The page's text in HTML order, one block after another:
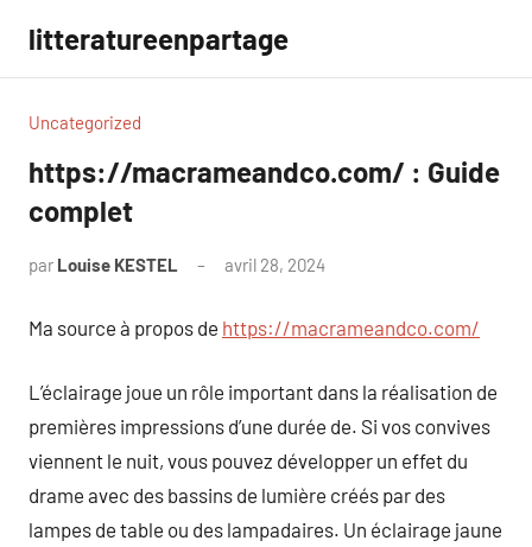
contenu
litteratureenpartage
Uncategorized
https://macrameandco.com/ : Guide
complet
par Louise KESTEL avril 28, 2024
Ma source à propos de https://macrameandco.com/
L’éclairage joue un rôle important dans la réalisation de
premières impressions d’une durée de. Si vos convives
viennent le nuit, vous pouvez développer un effet du
drame avec des bassins de lumière créés par des
lampes de table ou des lampadaires. Un éclairage jaune